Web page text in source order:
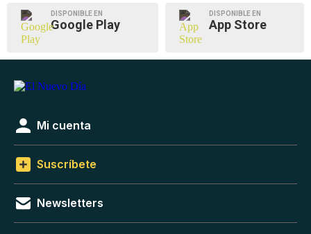
DISPONIBLE EN
Google Play
DISPONIBLE EN
App Store
Mi cuenta
Suscríbete
Newsletters